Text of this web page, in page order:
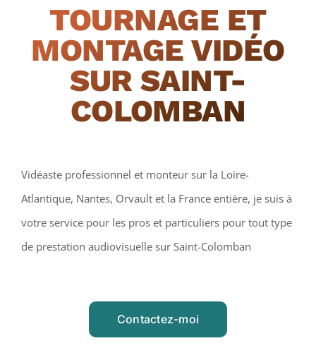
TOURNAGE ET
MONTAGE VIDÉO
SUR SAINT-
COLOMBAN
Vidéaste professionnel et monteur sur la Loire-
Atlantique, Nantes, Orvault et la France entière, je suis à
votre service pour les pros et particuliers pour tout type
de prestation audiovisuelle sur Saint-Colomban
Contactez-moi